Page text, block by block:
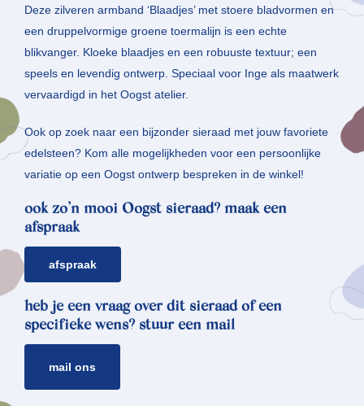
Deze zilveren armband ‘Blaadjes’ met stoere bladvormen en
een druppelvormige groene toermalijn is een echte
blikvanger. Kloeke blaadjes en een robuuste textuur; een
speels en levendig ontwerp. Speciaal voor Inge als maatwerk
vervaardigd in het Oogst atelier.
Ook op zoek naar een bijzonder sieraad met jouw favoriete
edelsteen? Kom alle mogelijkheden voor een persoonlijke
variatie op een Oogst ontwerp bespreken in de winkel!
ook zo’n mooi Oogst sieraad? maak een
afspraak
afspraak
heb je een vraag over dit sieraad of een
specifieke wens? stuur een mail
mail ons